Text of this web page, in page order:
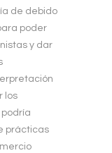
de debido
poder
y dar
los
prácticas